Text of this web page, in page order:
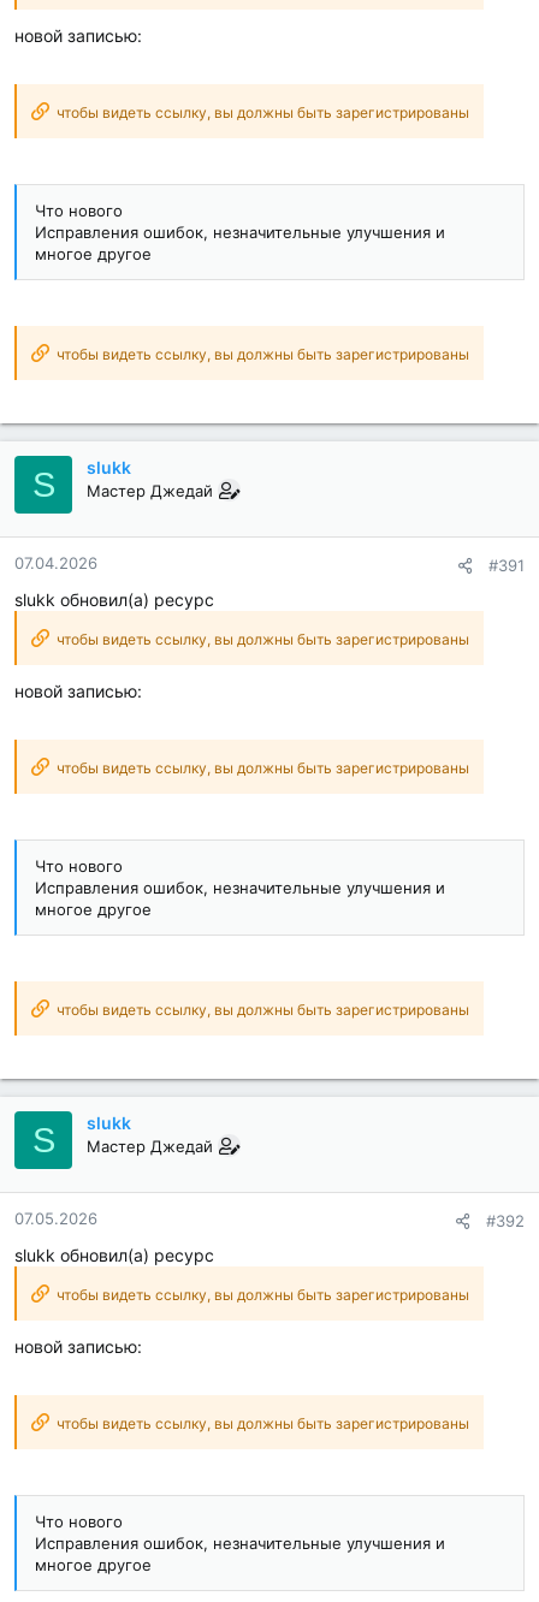
новой записью:
чтобы видеть ссылку, вы должны быть зарегистрированы
Что нового
Исправления ошибок, незначительные улучшения и
многое другое
чтобы видеть ссылку, вы должны быть зарегистрированы
S slukk
Мастер Джедай
07.04.2026 #391
slukk обновил(а) ресурс
чтобы видеть ссылку, вы должны быть зарегистрированы
новой записью:
чтобы видеть ссылку, вы должны быть зарегистрированы
Что нового
Исправления ошибок, незначительные улучшения и
многое другое
чтобы видеть ссылку, вы должны быть зарегистрированы
S slukk
Мастер Джедай
07.05.2026 #392
slukk обновил(а) ресурс
чтобы видеть ссылку, вы должны быть зарегистрированы
новой записью:
чтобы видеть ссылку, вы должны быть зарегистрированы
Что нового
Исправления ошибок, незначительные улучшения и
многое другое